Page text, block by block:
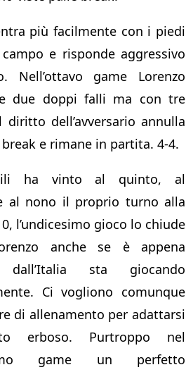
più facilmente con i piedi
e risponde aggressivo
Nell’ottavo game Lorenzo
due doppi falli ma con tre
diritto dell’avversario annulla
e rimane in partita. 4-4.
ha vinto al quinto, al
al nono il proprio turno alla
l’undicesimo gioco lo chiude
anche se è appena
dall’Italia sta giocando
Ci vogliono comunque
di allenamento per adattarsi
erboso. Purtroppo nel
game un perfetto